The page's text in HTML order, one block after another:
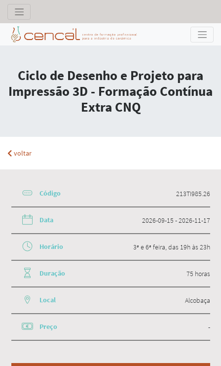
Ciclo de Desenho e Projeto para
Impressão 3D - Formação Contínua
Extra CNQ
voltar
Código 213TI985.26
Data 2026-09-15 - 2026-11-17
Horário 3ª e 6ª feira, das 19h às 23h
Duração 75 horas
Local Alcobaça
Preço -